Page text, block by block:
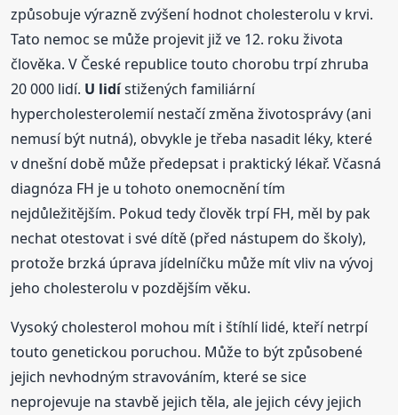
způsobuje výrazně zvýšení hodnot cholesterolu v krvi.
Tato nemoc se může projevit již ve 12. roku života
člověka. V České republice touto chorobu trpí zhruba
20 000 lidí. U lidístižených familiární
hypercholesterolemií nestačí změna životosprávy (ani
nemusí být nutná), obvykle je třeba nasadit léky, které
v dnešní době může předepsat i praktický lékař. Včasná
diagnóza FH je u tohoto onemocnění tím
nejdůležitějším. Pokud tedy člověk trpí FH, měl by pak
nechat otestovat i své dítě (před nástupem do školy),
protože brzká úprava jídelníčku může mít vliv na vývoj
jeho cholesterolu v pozdějším věku.
Vysoký cholesterol mohou mít i štíhlí lidé, kteří netrpí
touto genetickou poruchou. Může to být způsobené
jejich nevhodným stravováním, které se sice
neprojevuje na stavbě jejich těla, ale jejich cévy jejich